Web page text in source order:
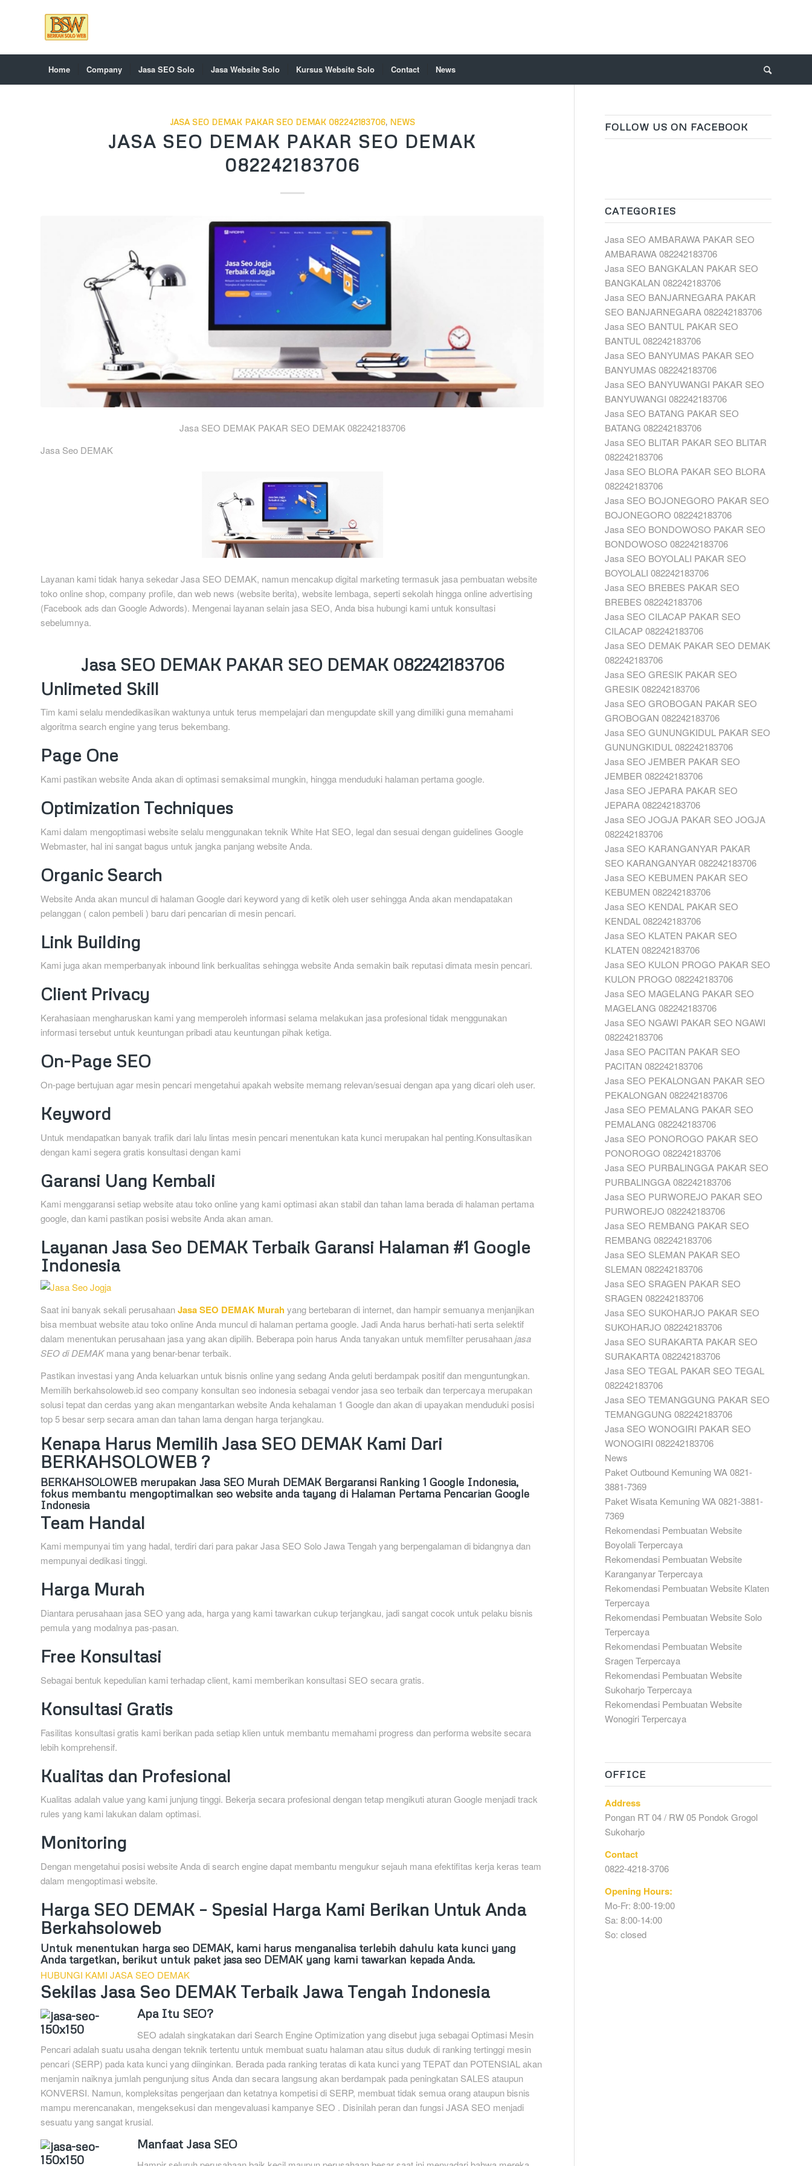
Home Company Jasa SEO Solo Jasa Website Solo Kursus Website Solo Contact News
JASA SEO DEMAK PAKAR SEO DEMAK 082242183706, NEWS
JASA SEO DEMAK PAKAR SEO DEMAK
082242183706
Jasa SEO DEMAK PAKAR SEO DEMAK 082242183706
Jasa Seo DEMAK
Layanan kami tidak hanya sekedar Jasa SEO DEMAK, namun mencakup digital marketing termasuk jasa pembuatan website
toko online shop, company profile, dan web news (website berita), website lembaga, seperti sekolah hingga online advertising
(Facebook ads dan Google Adwords). Mengenai layanan selain jasa SEO, Anda bisa hubungi kami untuk konsultasi
sebelumnya.
Jasa SEO DEMAK PAKAR SEO DEMAK 082242183706
Unlimeted Skill
Tim kami selalu mendedikasikan waktunya untuk terus mempelajari dan mengupdate skill yang dimiliki guna memahami
algoritma search engine yang terus bekembang.
Page One
Kami pastikan website Anda akan di optimasi semaksimal mungkin, hingga menduduki halaman pertama google.
Optimization Techniques
Kami dalam mengoptimasi website selalu menggunakan teknik White Hat SEO, legal dan sesuai dengan guidelines Google
Webmaster, hal ini sangat bagus untuk jangka panjang website Anda.
Organic Search
Website Anda akan muncul di halaman Google dari keyword yang di ketik oleh user sehingga Anda akan mendapatakan
pelanggan ( calon pembeli ) baru dari pencarian di mesin pencari.
Link Building
Kami juga akan memperbanyak inbound link berkualitas sehingga website Anda semakin baik reputasi dimata mesin pencari.
Client Privacy
Kerahasiaan mengharuskan kami yang memperoleh informasi selama melakukan jasa profesional tidak menggunakan
informasi tersebut untuk keuntungan pribadi atau keuntungan pihak ketiga.
On-Page SEO
On-page bertujuan agar mesin pencari mengetahui apakah website memang relevan/sesuai dengan apa yang dicari oleh user.
Keyword
Untuk mendapatkan banyak trafik dari lalu lintas mesin pencari menentukan kata kunci merupakan hal penting.Konsultasikan
dengan kami segera gratis konsultasi dengan kami
Garansi Uang Kembali
Kami menggaransi setiap website atau toko online yang kami optimasi akan stabil dan tahan lama berada di halaman pertama
google, dan kami pastikan posisi website Anda akan aman.
Layanan Jasa Seo DEMAK Terbaik Garansi Halaman #1 Google
Indonesia
Saat ini banyak sekali perusahaanJasa SEO DEMAK Murahyang bertebaran di internet, dan hampir semuanya menjanjikan
bisa membuat website atau toko online Anda muncul di halaman pertama google. Jadi Anda harus berhati-hati serta selektif
dalam menentukan perusahaan jasa yang akan dipilih. Beberapa poin harus Anda tanyakan untuk memfilter perusahaanjasa
SEO di DEMAKmana yang benar-benar terbaik.
Pastikan investasi yang Anda keluarkan untuk bisnis online yang sedang Anda geluti berdampak positif dan menguntungkan.
Memilih berkahsoloweb.id seo company konsultan seo indonesia sebagai vendor jasa seo terbaik dan terpercaya merupakan
solusi tepat dan cerdas yang akan mengantarkan website Anda kehalaman 1 Google dan akan di upayakan menduduki posisi
top 5 besar serp secara aman dan tahan lama dengan harga terjangkau.
Kenapa Harus Memilih Jasa SEO DEMAK Kami Dari
BERKAHSOLOWEB ?
BERKAHSOLOWEB merupakan Jasa SEO Murah DEMAK Bergaransi Ranking 1 Google Indonesia,
fokus membantu mengoptimalkan seo website anda tayang di Halaman Pertama Pencarian Google
Indonesia
Team Handal
Kami mempunyai tim yang hadal, terdiri dari para pakar Jasa SEO Solo Jawa Tengah yang berpengalaman di bidangnya dan
mempunyai dedikasi tinggi.
Harga Murah
Diantara perusahaan jasa SEO yang ada, harga yang kami tawarkan cukup terjangkau, jadi sangat cocok untuk pelaku bisnis
pemula yang modalnya pas-pasan.
Free Konsultasi
Sebagai bentuk kepedulian kami terhadap client, kami memberikan konsultasi SEO secara gratis.
Konsultasi Gratis
Fasilitas konsultasi gratis kami berikan pada setiap klien untuk membantu memahami progress dan performa website secara
lebih komprehensif.
Kualitas dan Profesional
Kualitas adalah value yang kami junjung tinggi. Bekerja secara profesional dengan tetap mengikuti aturan Google menjadi track
rules yang kami lakukan dalam optimasi.
Monitoring
Dengan mengetahui posisi website Anda di search engine dapat membantu mengukur sejauh mana efektifitas kerja keras team
dalam mengoptimasi website.
Harga SEO DEMAK – Spesial Harga Kami Berikan Untuk Anda
Berkahsoloweb
Untuk menentukan harga seo DEMAK, kami harus menganalisa terlebih dahulu kata kunci yang
Anda targetkan, berikut untuk paket jasa seo DEMAK yang kami tawarkan kepada Anda.
HUBUNGI KAMI JASA SEO DEMAK
Sekilas Jasa Seo DEMAK Terbaik Jawa Tengah Indonesia
Apa Itu SEO?
SEO adalah singkatakan dari Search Engine Optimization yang disebut juga sebagai Optimasi Mesin
Pencari adalah suatu usaha dengan teknik tertentu untuk membuat suatu halaman atau situs duduk di ranking tertinggi mesin
pencari (SERP) pada kata kunci yang diinginkan. Berada pada ranking teratas di kata kunci yang TEPAT dan POTENSIAL akan
menjamin naiknya jumlah pengunjung situs Anda dan secara langsung akan berdampak pada peningkatan SALES ataupun
KONVERSI. Namun, kompleksitas pengerjaan dan ketatnya kompetisi di SERP, membuat tidak semua orang ataupun bisnis
mampu merencanakan, mengeksekusi dan mengevaluasi kampanye SEO . Disinilah peran dan fungsi JASA SEO menjadi
sesuatu yang sangat krusial.
Manfaat Jasa SEO
FOLLOW US ON FACEBOOK
CATEGORIES
Jasa SEO AMBARAWA PAKAR SEO
AMBARAWA 082242183706
Jasa SEO BANGKALAN PAKAR SEO
BANGKALAN 082242183706
Jasa SEO BANJARNEGARA PAKAR
SEO BANJARNEGARA 082242183706
Jasa SEO BANTUL PAKAR SEO
BANTUL 082242183706
Jasa SEO BANYUMAS PAKAR SEO
BANYUMAS 082242183706
Jasa SEO BANYUWANGI PAKAR SEO
BANYUWANGI 082242183706
Jasa SEO BATANG PAKAR SEO
BATANG 082242183706
Jasa SEO BLITAR PAKAR SEO BLITAR
082242183706
Jasa SEO BLORA PAKAR SEO BLORA
082242183706
Jasa SEO BOJONEGORO PAKAR SEO
BOJONEGORO 082242183706
Jasa SEO BONDOWOSO PAKAR SEO
BONDOWOSO 082242183706
Jasa SEO BOYOLALI PAKAR SEO
BOYOLALI 082242183706
Jasa SEO BREBES PAKAR SEO
BREBES 082242183706
Jasa SEO CILACAP PAKAR SEO
CILACAP 082242183706
Jasa SEO DEMAK PAKAR SEO DEMAK
082242183706
Jasa SEO GRESIK PAKAR SEO
GRESIK 082242183706
Jasa SEO GROBOGAN PAKAR SEO
GROBOGAN 082242183706
Jasa SEO GUNUNGKIDUL PAKAR SEO
GUNUNGKIDUL 082242183706
Jasa SEO JEMBER PAKAR SEO
JEMBER 082242183706
Jasa SEO JEPARA PAKAR SEO
JEPARA 082242183706
Jasa SEO JOGJA PAKAR SEO JOGJA
082242183706
Jasa SEO KARANGANYAR PAKAR
SEO KARANGANYAR 082242183706
Jasa SEO KEBUMEN PAKAR SEO
KEBUMEN 082242183706
Jasa SEO KENDAL PAKAR SEO
KENDAL 082242183706
Jasa SEO KLATEN PAKAR SEO
KLATEN 082242183706
Jasa SEO KULON PROGO PAKAR SEO
KULON PROGO 082242183706
Jasa SEO MAGELANG PAKAR SEO
MAGELANG 082242183706
Jasa SEO NGAWI PAKAR SEO NGAWI
082242183706
Jasa SEO PACITAN PAKAR SEO
PACITAN 082242183706
Jasa SEO PEKALONGAN PAKAR SEO
PEKALONGAN 082242183706
Jasa SEO PEMALANG PAKAR SEO
PEMALANG 082242183706
Jasa SEO PONOROGO PAKAR SEO
PONOROGO 082242183706
Jasa SEO PURBALINGGA PAKAR SEO
PURBALINGGA 082242183706
Jasa SEO PURWOREJO PAKAR SEO
PURWOREJO 082242183706
Jasa SEO REMBANG PAKAR SEO
REMBANG 082242183706
Jasa SEO SLEMAN PAKAR SEO
SLEMAN 082242183706
Jasa SEO SRAGEN PAKAR SEO
SRAGEN 082242183706
Jasa SEO SUKOHARJO PAKAR SEO
SUKOHARJO 082242183706
Jasa SEO SURAKARTA PAKAR SEO
SURAKARTA 082242183706
Jasa SEO TEGAL PAKAR SEO TEGAL
082242183706
Jasa SEO TEMANGGUNG PAKAR SEO
TEMANGGUNG 082242183706
Jasa SEO WONOGIRI PAKAR SEO
WONOGIRI 082242183706
News
Paket Outbound Kemuning WA 0821-
3881-7369
Paket Wisata Kemuning WA 0821-3881-
7369
Rekomendasi Pembuatan Website
Boyolali Terpercaya
Rekomendasi Pembuatan Website
Karanganyar Terpercaya
Rekomendasi Pembuatan Website Klaten
Terpercaya
Rekomendasi Pembuatan Website Solo
Terpercaya
Rekomendasi Pembuatan Website
Sragen Terpercaya
Rekomendasi Pembuatan Website
Sukoharjo Terpercaya
Rekomendasi Pembuatan Website
Wonogiri Terpercaya
OFFICE
Address
Pongan RT 04 / RW 05 Pondok Grogol
Sukoharjo
Contact
0822-4218-3706
Opening Hours:
Mo-Fr: 8:00-19:00
Sa: 8:00-14:00
So: closed